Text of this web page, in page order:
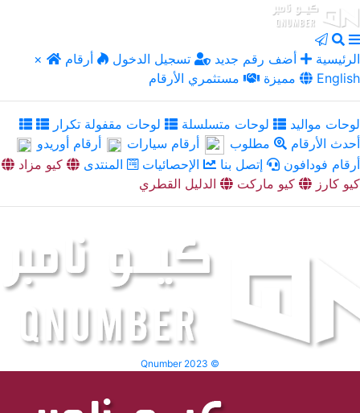
× الرئيسية أضف رقم جديد تسجيل الدخول
أرقام
مميزة
مستثمري الأرقام English
لوحات مواليد لوحات متسلسلة
لوحات مقفولة تكرار
أحدث الأرقام
مطلوب أرقام سيارات
أرقام أوريدو
أرقام فودافون
إتصل بنا الإحصائيات المنتدى
كيو مزاد
كيو كارز
كيو ماركت الدليل القطري
Qnumber 2023 ©